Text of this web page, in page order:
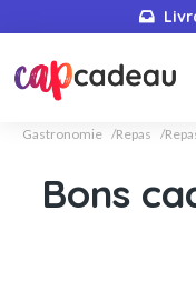
Gastronomie Repas
Bons